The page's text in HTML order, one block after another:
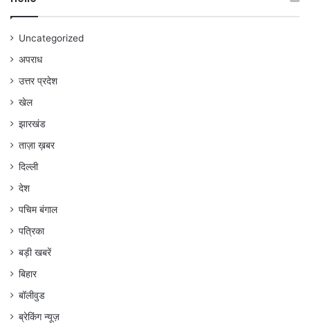
Uncategorized
अपराध
उत्तर प्रदेश
खेल
झारखंड
ताज़ा ख़बर
दिल्ली
देश
पचिम बंगाल
पत्रिका
बड़ी खबरें
बिहार
बॉलीवुड
ब्रेकिंग न्यूज़